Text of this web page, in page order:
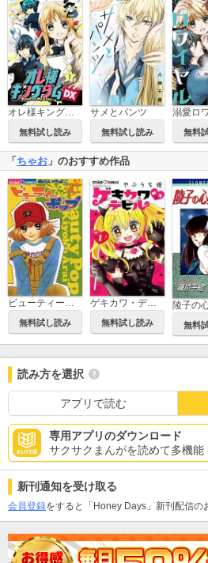
オレ様キングダムDX【マイクロ】
無料試し読み
サメとパンツ
無料試し読み
溺愛ロ
無料
「 ちゃお 」のおすすめ作品
無料試し読み
ゲキカワ・デビル
無料試し読み 無料
読み方を選択
アプリで読む
専用アプリのダウンロード
サクサクまんがを読めて多機能
新刊通知を受け取る
会員登録をすると「Honey Days」新刊配信の